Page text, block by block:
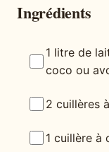
Ingrédients
1 litre de
coco ou
2 cuillères
1 cuillère à